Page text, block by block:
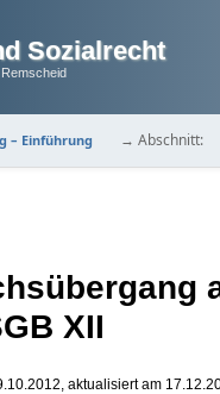
Sozialrecht
– Einführung → Abschnitt:
XII
, aktualisiert am